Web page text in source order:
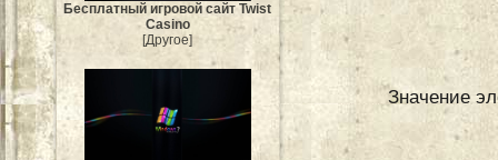
Бесплатный игровой сайт Twist
Casino
[Другое]
Значение